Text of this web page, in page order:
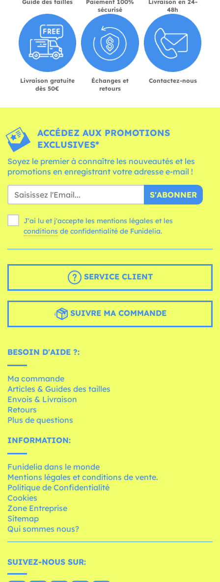
Guide des tailles
Paiement 100%
sécurisé
Livraison en 24-
48h
Livraison gratuite
dès 50€
Échanges et
retours
Contactez-nous
ACCÉDEZ AUX PROMOTIONS
EXCLUSIVES*
Soyez le premier à connaître les nouveautés et les
promotions en enregistrant votre adresse e-mail !
S'ABONNER
J'ai lu et j'accepte les mentions légales et les
conditions de confidentialité de Funidelia.
SERVICE CLIENT
SUIVRE MA COMMANDE
BESOIN D'AIDE ?:
Ma commande
Articles & Guides des tailles
Envois & Livraison
Retours
Plus de questions
INFORMATION:
Funidelia dans le monde
Mentions légales et conditions de vente.
Politique de Confidentialité
Cookies
Zone Entreprise
Sitemap
Qui sommes nous?
SUIVEZ-NOUS SUR: